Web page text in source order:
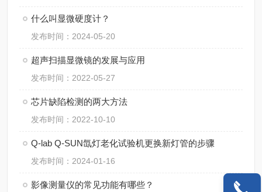
什么叫显微硬度计？
发布时间：2024-05-20
超声扫描显微镜的发展与应用
发布时间：2022-05-27
芯片缺陷检测的两大方法
发布时间：2022-10-10
Q-lab Q-SUN氙灯老化试验机更换新灯管的步骤
发布时间：2024-01-16
影像测量仪的常见功能有哪些？